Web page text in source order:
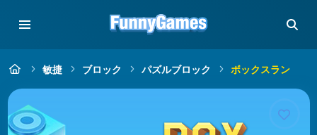
敏捷 ブロック パズルブロック ボックスラン